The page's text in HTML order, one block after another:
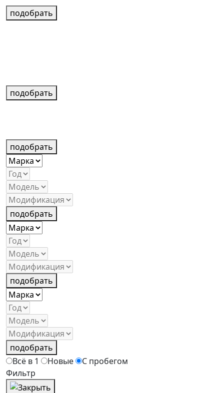
подобрать
подобрать
подобрать
подобрать
подобрать
подобрать
Всё в 1
Новые
С пробегом
Фильтр